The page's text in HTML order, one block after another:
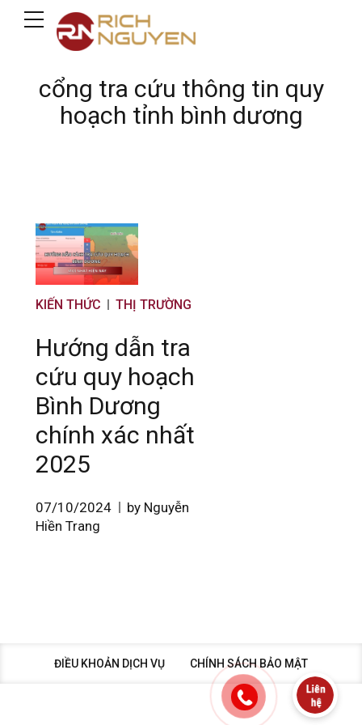
cổng tra cứu thông tin quy
hoạch tỉnh bình dương
KIẾN THỨC THỊ TRƯỜNG
Hướng dẫn tra
cứu quy hoạch
Bình Dương
chính xác nhất
2025
07/10/2024
by Nguyễn
Hiền Trang
ĐIỀU KHOẢN DỊCH VỤ CHÍNH SÁCH BẢO MẬT